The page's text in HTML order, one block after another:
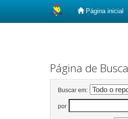
Página inicial
Página de Busca
Buscar em:
por